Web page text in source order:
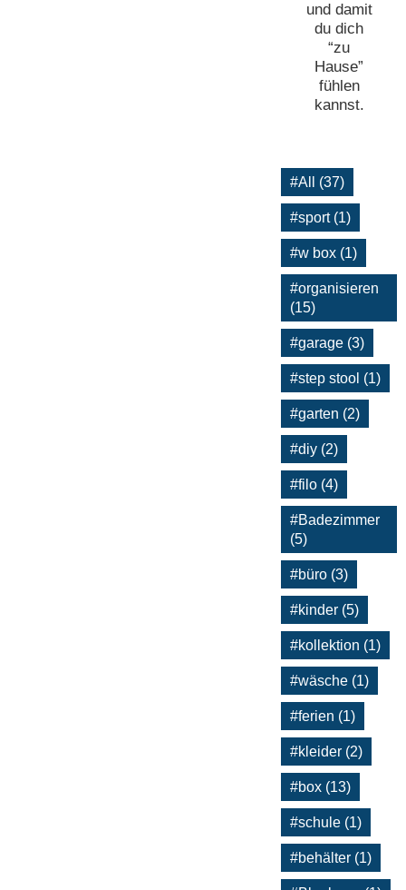
und damit
du dich
“zu
Hause”
fühlen
kannst.
#All (37)
#sport (1)
#w box (1)
#organisieren
(15)
#garage (3)
#step stool (1)
#garten (2)
#diy (2)
#filo (4)
#Badezimmer
(5)
#büro (3)
#kinder (5)
#kollektion (1)
#wäsche (1)
#ferien (1)
#kleider (2)
#box (13)
#schule (1)
#behälter (1)